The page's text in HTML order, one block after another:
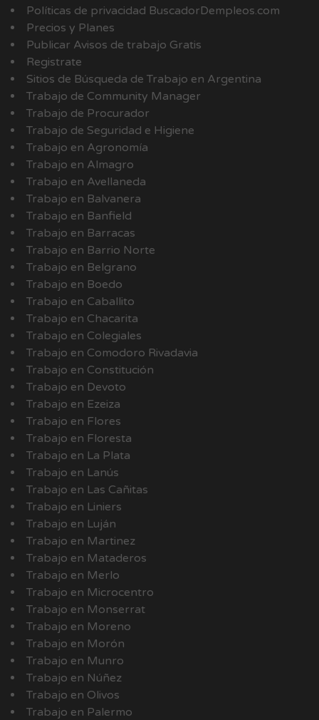
Políticas de privacidad BuscadorDempleos.com
Precios y Planes
Publicar Avisos de trabajo Gratis
Registrate
Sitios de Búsqueda de Trabajo en Argentina
Trabajo de Community Manager
Trabajo de Procurador
Trabajo de Seguridad e Higiene
Trabajo en Agronomía
Trabajo en Almagro
Trabajo en Avellaneda
Trabajo en Balvanera
Trabajo en Banfield
Trabajo en Barracas
Trabajo en Barrio Norte
Trabajo en Belgrano
Trabajo en Boedo
Trabajo en Caballito
Trabajo en Chacarita
Trabajo en Colegiales
Trabajo en Comodoro Rivadavia
Trabajo en Constitución
Trabajo en Devoto
Trabajo en Ezeiza
Trabajo en Flores
Trabajo en Floresta
Trabajo en La Plata
Trabajo en Lanús
Trabajo en Las Cañitas
Trabajo en Liniers
Trabajo en Luján
Trabajo en Martinez
Trabajo en Mataderos
Trabajo en Merlo
Trabajo en Microcentro
Trabajo en Monserrat
Trabajo en Moreno
Trabajo en Morón
Trabajo en Munro
Trabajo en Núñez
Trabajo en Olivos
Trabajo en Palermo